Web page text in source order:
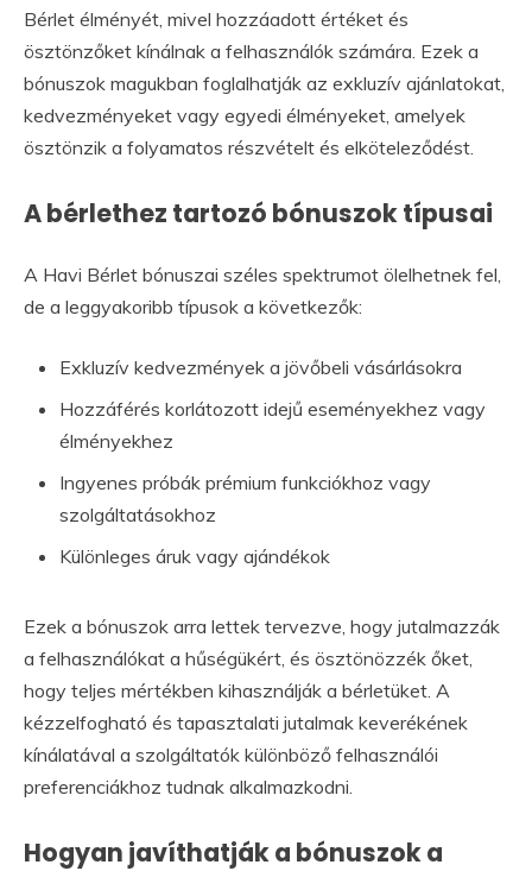
Bérlet élményét, mivel hozzáadott értéket és
ösztönzőket kínálnak a felhasználók számára. Ezek a
bónuszok magukban foglalhatják az exkluzív ajánlatokat,
kedvezményeket vagy egyedi élményeket, amelyek
ösztönzik a folyamatos részvételt és elköteleződést.
A bérlethez tartozó bónuszok típusai
A Havi Bérlet bónuszai széles spektrumot ölelhetnek fel,
de a leggyakoribb típusok a következők:
Exkluzív kedvezmények a jövőbeli vásárlásokra
Hozzáférés korlátozott idejű eseményekhez vagy
élményekhez
Ingyenes próbák prémium funkciókhoz vagy
szolgáltatásokhoz
Különleges áruk vagy ajándékok
Ezek a bónuszok arra lettek tervezve, hogy jutalmazzák
a felhasználókat a hűségükért, és ösztönözzék őket,
hogy teljes mértékben kihasználják a bérletüket. A
kézzelfogható és tapasztalati jutalmak keverékének
kínálatával a szolgáltatók különböző felhasználói
preferenciákhoz tudnak alkalmazkodni.
Hogyan javíthatják a bónuszok a